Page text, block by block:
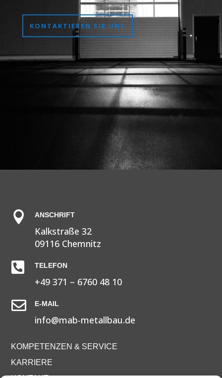
KONTAKTIEREN SIE UNS
 ANSCHRIFT
Kalkstraße 32
09116 Chemnitz
 TELEFON
+49 371 – 6760 48 10
 E-MAIL
info@mab-metallbau.de
KOMPETENZEN & SERVICE
KARRIERE